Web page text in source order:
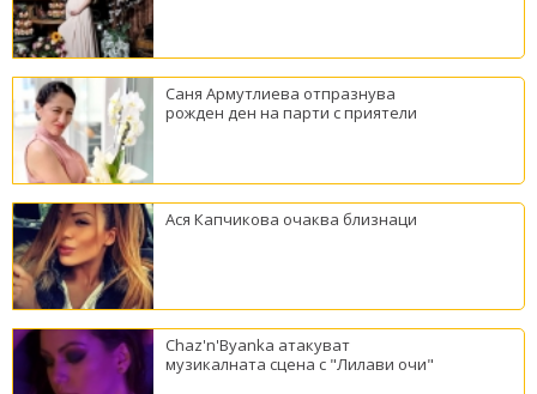
Саня Армутлиева отпразнува
рожден ден на парти с приятели
Ася Капчикова очаква близнаци
Chaz'n'Byanka атакуват
музикалната сцена с "Лилави очи"